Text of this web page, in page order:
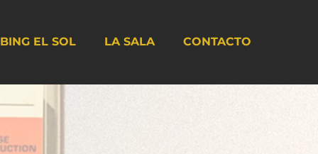
EL SOL LA SALA CONTACTO